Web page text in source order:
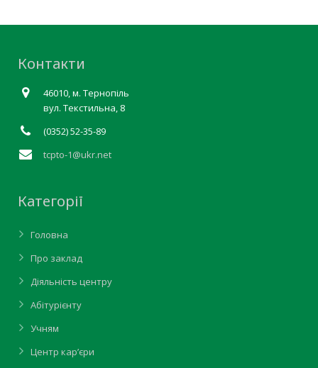
Контакти
46010, м. Тернопіль
вул. Текстильна, 8
(0352) 52-35-89
tcpto-1@ukr.net
Категорії
Головна
Про заклад
Діяльність центру
Абітурієнту
Учням
Центр кар’єри